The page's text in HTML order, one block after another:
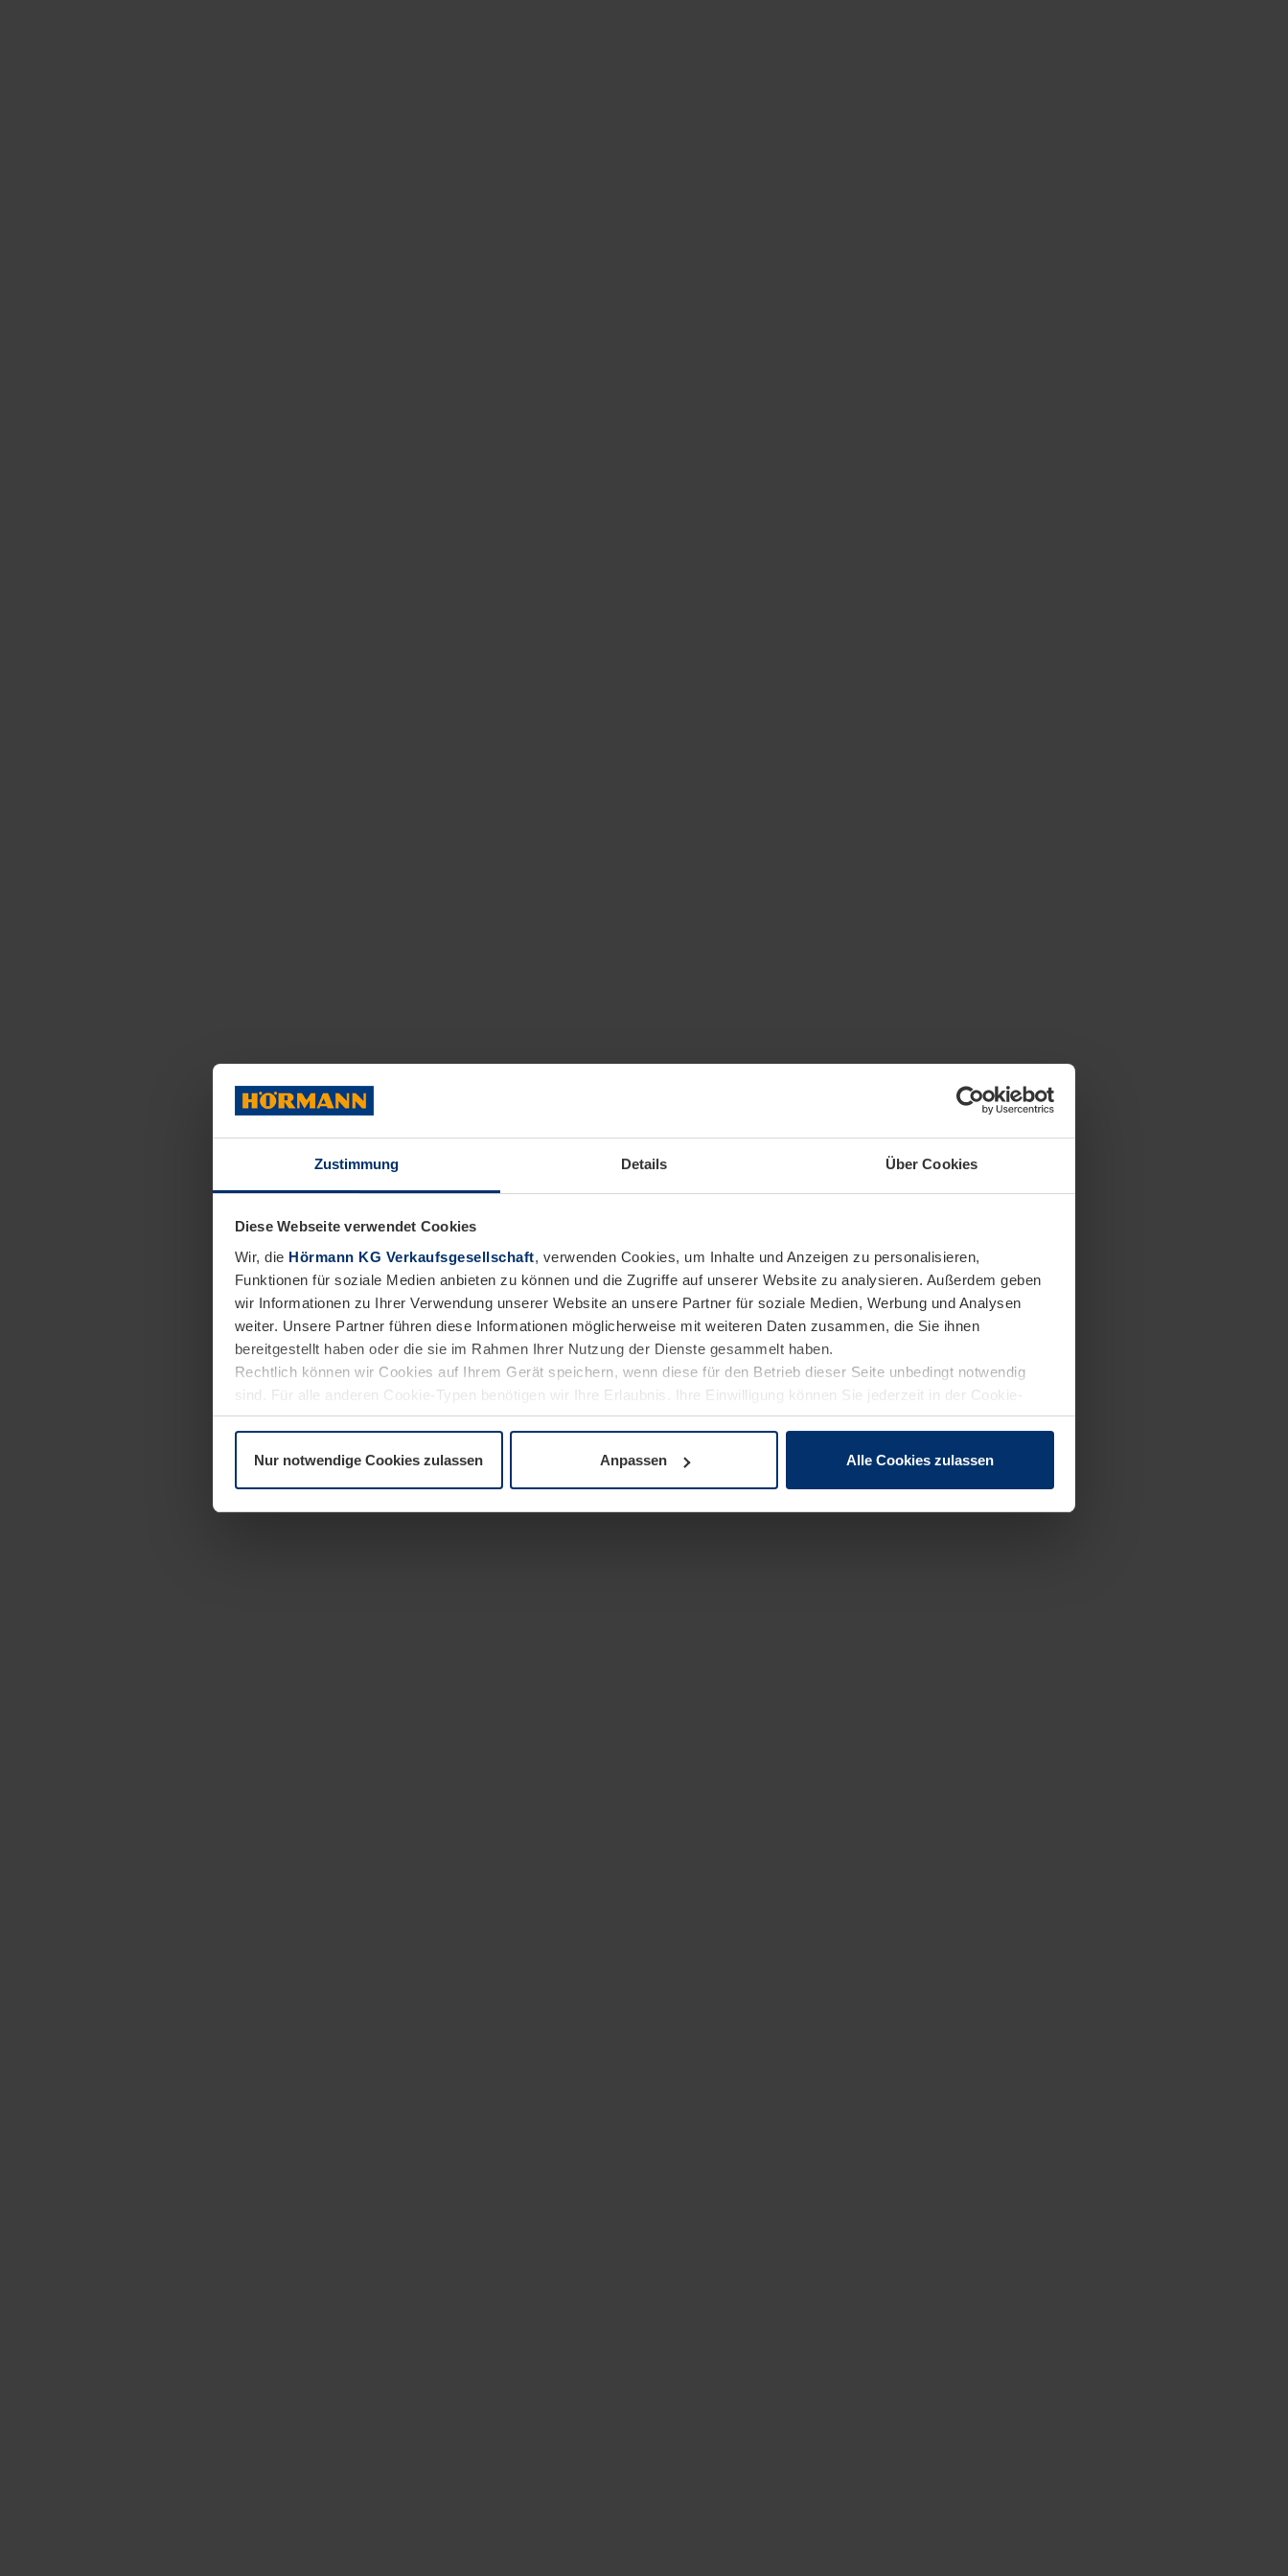
Zustimmung Details Über Cookies
Diese Webseite verwendet Cookies
Wir, die Hörmann KG Verkaufsgesellschaft, verwenden Cookies, um Inhalte und Anzeigen zu personalisieren,
Funktionen für soziale Medien anbieten zu können und die Zugriffe auf unserer Website zu analysieren. Außerdem geben
wir Informationen zu Ihrer Verwendung unserer Website an unsere Partner für soziale Medien, Werbung und Analysen
weiter. Unsere Partner führen diese Informationen möglicherweise mit weiteren Daten zusammen, die Sie ihnen
bereitgestellt haben oder die sie im Rahmen Ihrer Nutzung der Dienste gesammelt haben.
Rechtlich können wir Cookies auf Ihrem Gerät speichern, wenn diese für den Betrieb dieser Seite unbedingt notwendig
sind. Für alle anderen Cookie-Typen benötigen wir Ihre Erlaubnis. Ihre Einwilligung können Sie jederzeit in der Cookie-
Erläuterung auf der SeiteDatenschutzerklärungunserer Website ändern oder widerrufen.
Nur notwendige Cookies zulassen Anpassen Alle Cookies zulassen